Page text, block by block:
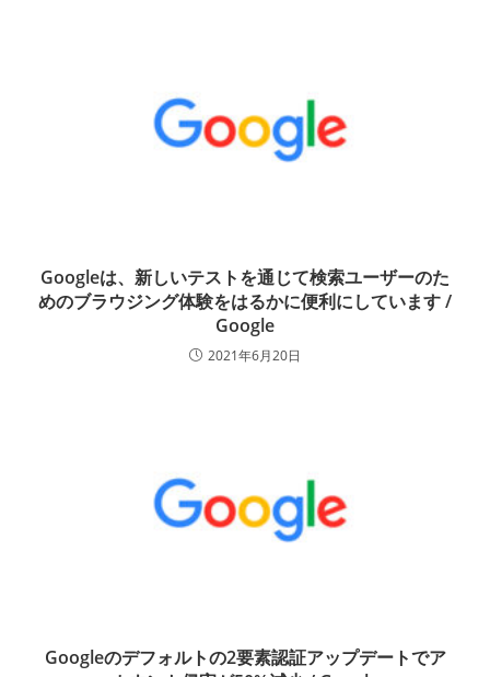
Googleは、新しいテストを通じて検索ユーザーのた
めのブラウジング体験をはるかに便利にしています /
Google
2021年6月20日
Googleのデフォルトの2要素認証アップデートでア